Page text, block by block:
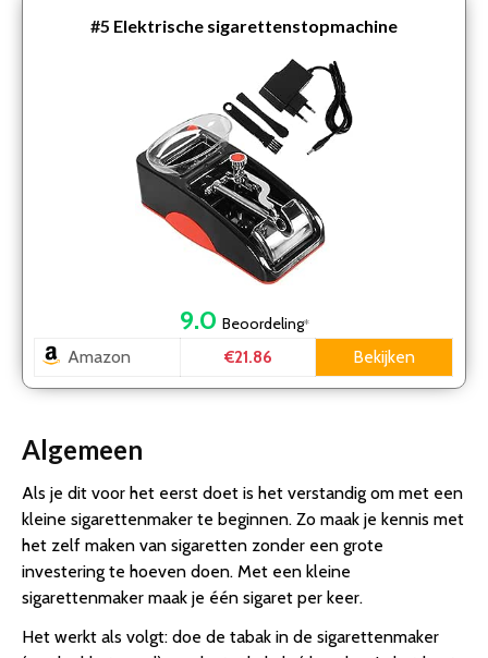
#5 Elektrische sigarettenstopmachine
9.0 Beoordeling*
Amazon €21.86 Bekijken
Algemeen
Als je dit voor het eerst doet is het verstandig om met een
kleine sigarettenmaker te beginnen. Zo maak je kennis met
het zelf maken van sigaretten zonder een grote
investering te hoeven doen. Met een kleine
sigarettenmaker maak je één sigaret per keer.
Het werkt als volgt: doe de tabak in de sigarettenmaker